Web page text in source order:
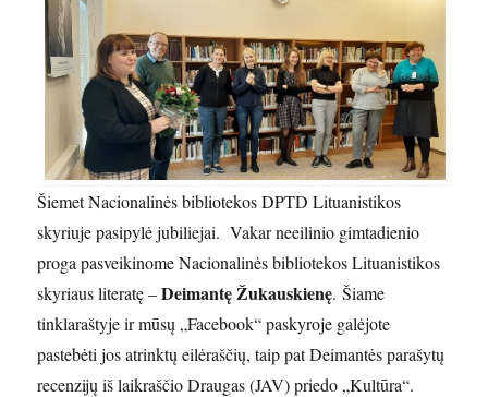
Šiemet Nacionalinės bibliotekos DPTD Lituanistikos
skyriuje pasipylė jubiliejai. Vakar neeilinio gimtadienio
proga pasveikinome Nacionalinės bibliotekos Lituanistikos
skyriaus literatę –Deimantę Žukauskienę. Šiame
tinklaraštyje ir mūsų „Facebook“ paskyroje galėjote
pastebėti jos atrinktų eilėraščių, taip pat Deimantės parašytų
recenzijų iš laikraščio Draugas (JAV) priedo „Kultūra“.